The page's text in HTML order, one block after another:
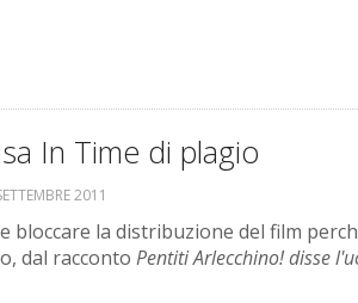
In Time di plagio
2011
bloccare la distribuzione del film
dal racconto Pentiti Arlecchino! disse